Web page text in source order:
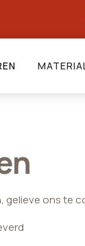
gelieve ons te